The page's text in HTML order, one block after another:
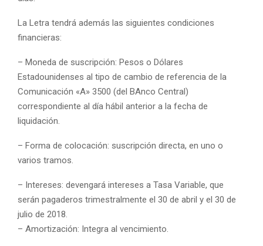
La Letra tendrá además las siguientes condiciones
financieras:
– Moneda de suscripción: Pesos o Dólares
Estadounidenses al tipo de cambio de referencia de la
Comunicación «A» 3500 (del BAnco Central)
correspondiente al día hábil anterior a la fecha de
liquidación.
– Forma de colocación: suscripción directa, en uno o
varios tramos.
– Intereses: devengará intereses a Tasa Variable, que
serán pagaderos trimestralmente el 30 de abril y el 30 de
julio de 2018.
– Amortización: Integra al vencimiento.